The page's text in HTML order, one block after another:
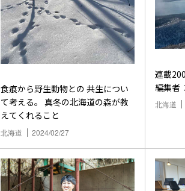
食痕から野生動物との 共生につい
て考える。 真冬の北海道の森が教
えてくれること
北海道 2024/02/27
連載
編集者
北海道